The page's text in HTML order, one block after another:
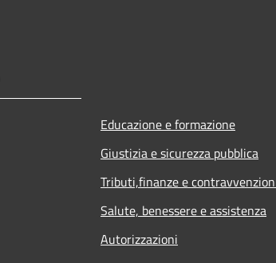
Educazione e formazione
Giustizia e sicurezza pubblica
Tributi,finanze e
Salute, benessere e assistenza
Autorizzazioni